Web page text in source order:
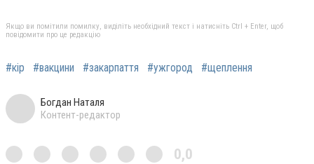
Якщо ви помітили помилку, виділіть необхідний текст і натисніть Ctrl + Enter, щоб
повідомити про це редакцію
#кір #вакцини #закарпаття #ужгород #щеплення
Богдан Наталя
Контент-редактор
0,0